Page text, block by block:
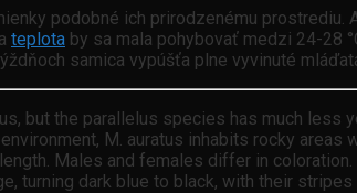
podobné ich prirodzenému
teplota by sa mala pohybovať medzi 24-28
samica vypúšťa plne vyvinuté
but the parallelus species has much less
M. auratus inhabits rocky
Males and females differ in
turning dark blue to black, with their